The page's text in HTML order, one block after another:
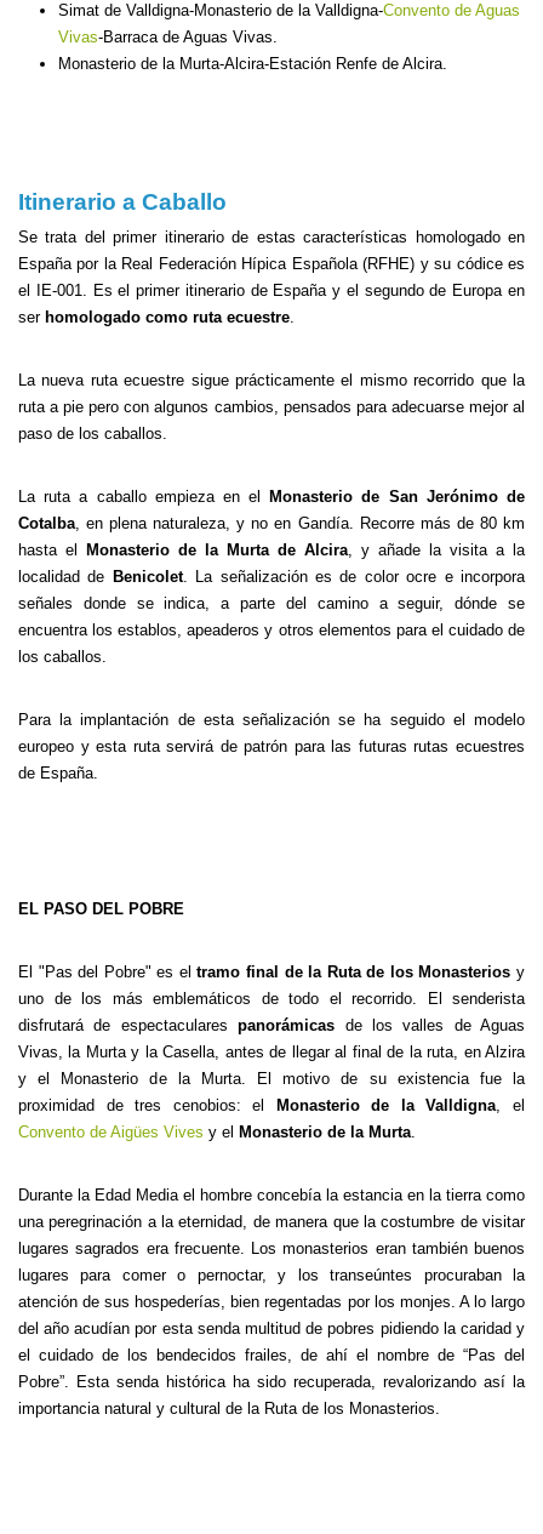
Simat de Valldigna-Monasterio de la Valldigna-Convento de Aguas
Vivas-Barraca de Aguas Vivas.
Monasterio de la Murta-Alcira-Estación Renfe de Alcira.
Itinerario a Caballo
Se trata del primer itinerario de estas características homologado en
España por la Real Federación Hípica Española (RFHE) y su códice es
el IE-001. Es el primer itinerario de España y el segundo de Europa en
ser homologado como ruta ecuestre.
La nueva ruta ecuestre sigue prácticamente el mismo recorrido que la
ruta a pie pero con algunos cambios, pensados para adecuarse mejor al
paso de los caballos.
La ruta a caballo empieza en el
Monasterio de San Jerónimo de
Cotalba, en plena naturaleza, y no en Gandía. Recorre más de 80 km
hasta el
Monasterio de la Murta de Alcira, y añade la visita a la
localidad de Benicolet. La señalización es de color ocre e incorpora
señales donde se indica, a parte del camino a seguir, dónde se
encuentra los establos, apeaderos y otros elementos para el cuidado de
los caballos.
Para la implantación de esta señalización se ha seguido el modelo
europeo y esta ruta servirá de patrón para las futuras rutas ecuestres
de España.
EL PASO DEL POBRE
El "Pas del Pobre" es eltramo final de la Ruta de los Monasterios y
uno de los más emblemáticos de todo el recorrido. El senderista
disfrutará de espectacularespanorámicas de los valles de Aguas
Vivas, la Murta y la Casella, antes de llegar al final de la ruta, en Alzira
y el Monasterio de la Murta. El motivo de su existencia fue la
proximidad de tres cenobios: el
Monasterio de la Valldigna, el
Convento de Aigües Vives y el Monasterio de la Murta.
Durante la Edad Media el hombre concebía la estancia en la tierra como
una peregrinación a la eternidad, de manera que la costumbre de visitar
lugares sagrados era frecuente. Los monasterios eran también buenos
lugares para comer o pernoctar, y los transeúntes procuraban la
atención de sus hospederías, bien regentadas por los monjes. A lo largo
del año acudían por esta senda multitud de pobres pidiendo la caridad y
el cuidado de los bendecidos frailes, de ahí el nombre de “Pas del
Pobre”. Esta senda histórica ha sido recuperada, revalorizando así la
importancia natural y cultural de la Ruta de los Monasterios.